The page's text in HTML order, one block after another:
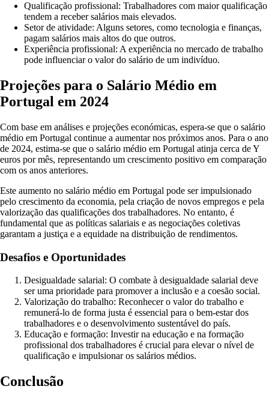
Qualificação profissional: Trabalhadores com maior qualificação
tendem a receber salários mais elevados.
Setor de atividade: Alguns setores, como tecnologia e finanças,
pagam salários mais altos do que outros.
Experiência profissional: A experiência no mercado de trabalho
pode influenciar o valor do salário de um indivíduo.
Projeções para o Salário Médio em
Portugal em 2024
Com base em análises e projeções económicas, espera-se que o salário
médio em Portugal continue a aumentar nos próximos anos. Para o ano
de 2024, estima-se que o salário médio em Portugal atinja cerca de Y
euros por mês, representando um crescimento positivo em comparação
com os anos anteriores.
Este aumento no salário médio em Portugal pode ser impulsionado
pelo crescimento da economia, pela criação de novos empregos e pela
valorização das qualificações dos trabalhadores. No entanto, é
fundamental que as políticas salariais e as negociações coletivas
garantam a justiça e a equidade na distribuição de rendimentos.
Desafios e Oportunidades
Desigualdade salarial: O combate à desigualdade salarial deve
ser uma prioridade para promover a inclusão e a coesão social.
Valorização do trabalho: Reconhecer o valor do trabalho e
remunerá-lo de forma justa é essencial para o bem-estar dos
trabalhadores e o desenvolvimento sustentável do país.
Educação e formação: Investir na educação e na formação
profissional dos trabalhadores é crucial para elevar o nível de
qualificação e impulsionar os salários médios.
Conclusão